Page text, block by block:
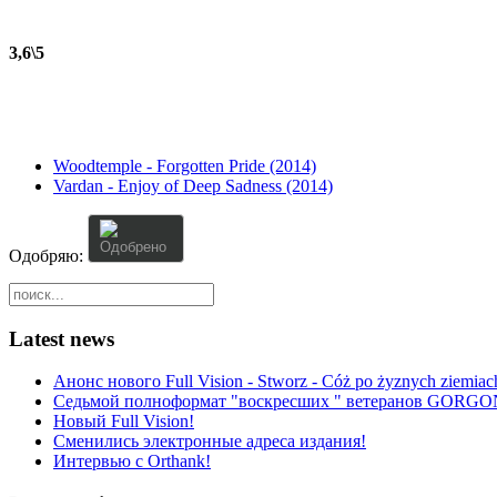
3,6\5
Woodtemple - Forgotten Pride (2014)
Vardan - Enjoy of Deep Sadness (2014)
Одобряю:
Latest news
Анонс нового Full Vision - Stworz - Cóż po żyznych
Седьмой полноформат "воскресших " ветеранов
Новый Full Vision!
Сменились электронные адреса издания!
Интервью с Orthank!